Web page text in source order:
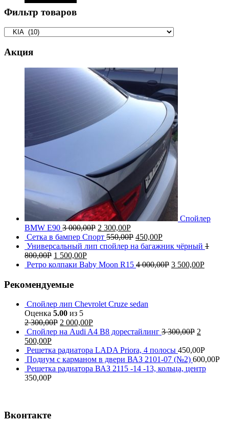
Фильтр товаров
Акция
Спойлер
BMW E90 3 000,00Р 2 300,00Р
Сетка в бампер Спорт 550,00Р 450,00Р
Универсальный лип спойлер на багажник чёрный 1
800,00Р 1 500,00Р
Ретро колпаки Baby Moon R15 4 000,00Р 3 500,00Р
Рекомендуемые
Спойлер лип Chevrolet Cruze sedan
Оценка 5.00 из 5
2 300,00Р 2 000,00Р
Спойлер на Audi A4 B8 дорестайлинг 3 300,00Р 2
500,00Р
Решетка радиатора LADA Priora, 4 полосы 450,00Р
Подиум с карманом в двери ВАЗ 2101-07 (№2) 600,00Р
Решетка радиатора ВАЗ 2115 -14 -13, кольца, центр
350,00Р
Вконтакте